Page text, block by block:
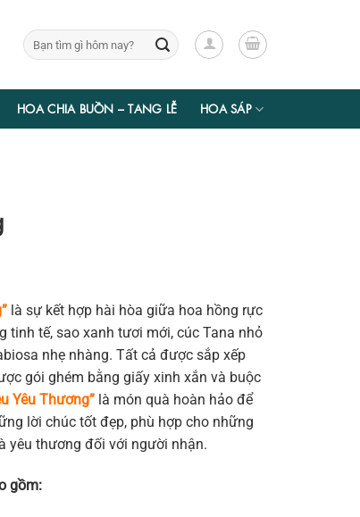
Tìm
kiếm:
HOA CHIA BUỒN – TANG LỄ HOA SÁP
₫.
là sự kết hợp hài hòa giữa hoa hồng rực
tinh tế, sao xanh tươi mới, cúc Tana nhỏ
nhẹ nhàng. Tất cả được sắp xếp
gói ghém bằng giấy xinh xắn và buộc
Yêu Thương” là món quà hoàn hảo để
lời chúc tốt đẹp, phù hợp cho những
yêu thương đối với người nhận.
gồm: